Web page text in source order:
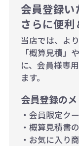
例：
200
当た
500
1,000
り）
会員登録い
さらに便利
当店では、よ
「概算見積」
に、会員様専
ます。
会員登録の
・会員限定ク
・概算見積書
・お気に入り